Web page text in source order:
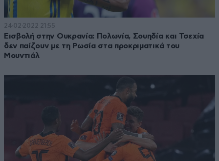
24·02·2022 21:55
Εισβολή στην Ουκρανία: Πολωνία, Σουηδία και Τσεχία
δεν παίζουν με τη Ρωσία στα προκριματικά του
Μουντιάλ